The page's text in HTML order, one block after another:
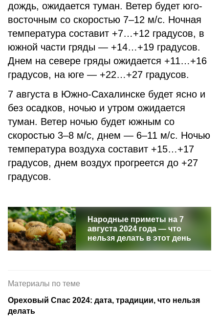
дождь, ожидается туман. Ветер будет юго-
восточным со скоростью 7–12 м/с. Ночная
температура составит +7…+12 градусов, в
южной части гряды — +14…+19 градусов.
Днем на севере гряды ожидается +11…+16
градусов, на юге — +22…+27 градусов.
7 августа в Южно-Сахалинске будет ясно и
без осадков, ночью и утром ожидается
туман. Ветер ночью будет южным со
скоростью 3–8 м/с, днем — 6–11 м/с. Ночью
температура воздуха составит +15…+17
градусов, днем воздух прогреется до +27
градусов.
Народные приметы на 7
августа 2024 года — что
нельзя делать в этот день
Материалы по теме
Ореховый Спас 2024: дата, традиции, что нельзя
делать